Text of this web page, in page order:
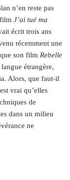
n’en reste pas
J’ai tué ma
écrit trois ans
récemment une
son film Rebelle
étrangère,
Alors, que faut-il
vrai qu’elles
de
dans un milieu
ne